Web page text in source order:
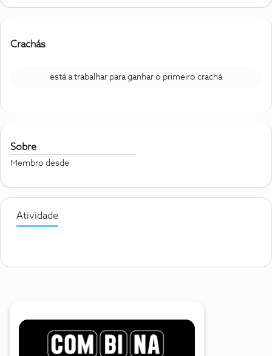
Crachás
está a trabalhar para ganhar o primeiro crachá
Sobre
Membro desde
Atividade